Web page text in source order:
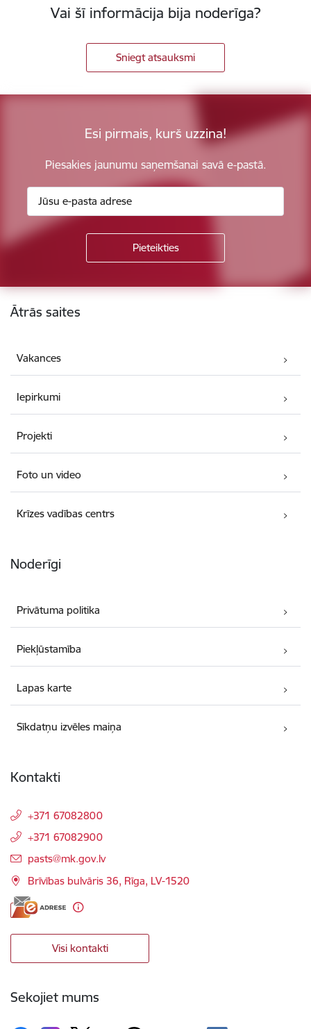
Vai šī informācija bija noderīga?
Sniegt atsauksmi
Esi pirmais, kurš uzzina!
Piesakies jaunumu saņemšanai savā e-pastā.
Kājene
Ātrās saites
Vakances
Iepirkumi
Projekti
Foto un video
Krīzes vadības centrs
Noderīgi
Privātuma politika
Piekļūstamība
Lapas karte
Sīkdatņu izvēles maiņa
Kontakti
+371 67082800
+371 67082900
E-pasts:
pasts@mk.gov.lv
Brīvības bulvāris 36, Rīga, LV-1520
Visi kontakti
Sekojiet mums